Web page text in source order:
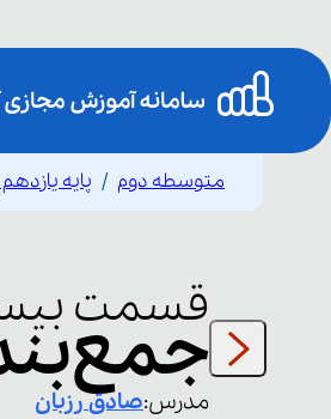
متوسطه دوم پایه
قسمت
جمع‌بندی
مدرس:صادقرزبان